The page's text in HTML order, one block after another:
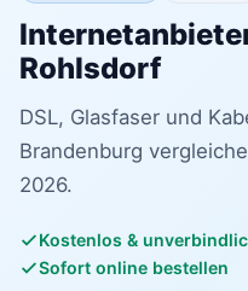
Rohlsdorf
DSL, Glasfaser und
Brandenburg
2026.
Kostenlos &
Sofort online bestellen